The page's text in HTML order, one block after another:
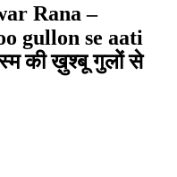
Rana –
gullon se aati
की ख़ुश्बू गुलों से